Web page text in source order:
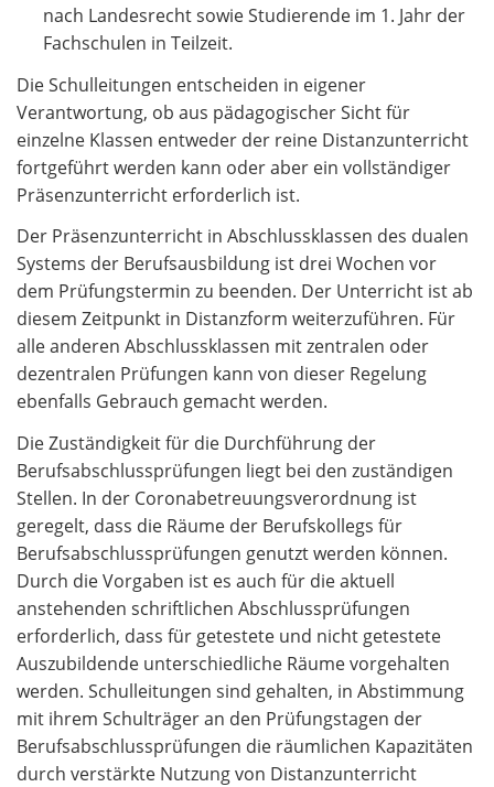
nach Landesrecht sowie Studierende im 1. Jahr der
Fachschulen in Teilzeit.
Die Schulleitungen entscheiden in eigener
Verantwortung, ob aus pädagogischer Sicht für
einzelne Klassen entweder der reine Distanzunterricht
fortgeführt werden kann oder aber ein vollständiger
Präsenzunterricht erforderlich ist.
Der Präsenzunterricht in Abschlussklassen des dualen
Systems der Berufsausbildung ist drei Wochen vor
dem Prüfungstermin zu beenden. Der Unterricht ist ab
diesem Zeitpunkt in Distanzform weiterzuführen. Für
alle anderen Abschlussklassen mit zentralen oder
dezentralen Prüfungen kann von dieser Regelung
ebenfalls Gebrauch gemacht werden.
Die Zuständigkeit für die Durchführung der
Berufsabschlussprüfungen liegt bei den zuständigen
Stellen. In der Coronabetreuungsverordnung ist
geregelt, dass die Räume der Berufskollegs für
Berufsabschlussprüfungen genutzt werden können.
Durch die Vorgaben ist es auch für die aktuell
anstehenden schriftlichen Abschlussprüfungen
erforderlich, dass für getestete und nicht getestete
Auszubildende unterschiedliche Räume vorgehalten
werden. Schulleitungen sind gehalten, in Abstimmung
mit ihrem Schulträger an den Prüfungstagen der
Berufsabschlussprüfungen die räumlichen Kapazitäten
durch verstärkte Nutzung von Distanzunterricht